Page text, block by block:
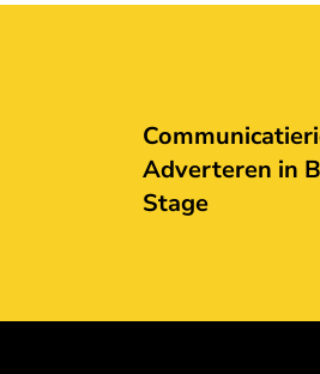
Adverteren in
Stage